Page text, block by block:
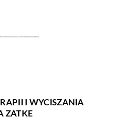
I WYCISZANIA
ZATKE